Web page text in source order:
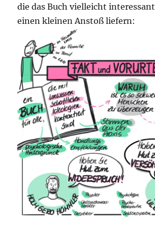
die das Buch vielleicht
einen kleinen Anstoß liefern: